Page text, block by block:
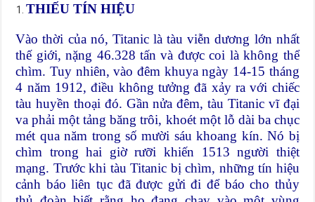
THIẾU TÍN HIỆU
Vào thời của nó, Titanic là tàu viễn dương lớn nhất
thế giới, nặng 46.328 tấn và được coi là không thể
chìm. Tuy nhiên, vào đêm khuya ngày 14-15 tháng
4 năm 1912, điều không tưởng đã xảy ra với chiếc
tàu huyền thoại đó. Gần nửa đêm, tàu Titanic vĩ đại
va phải một tảng băng trôi, khoét một lỗ dài ba chục
mét qua năm trong số mười sáu khoang kín. Nó bị
chìm trong hai giờ rưỡi khiến 1513 người thiệt
mạng. Trước khi tàu Titanic bị chìm, những tín hiệu
cảnh báo liên tục đã được gửi đi để báo cho thủy